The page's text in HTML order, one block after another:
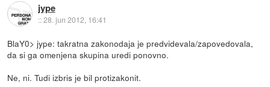
jype
::28. jun 2012, 16:41
BlaY0> jype: takratna zakonodaja je predvidevala/zapovedovala,
da si ga omenjena skupina uredi ponovno.
Ne, ni. Tudi izbris je bil protizakonit.